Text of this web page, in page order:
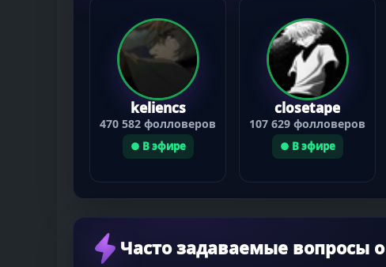
keliencs
470 582 фолловеров
● В эфире
closetape
107 629 фолловеров
● В эфире
Часто задаваемые вопросы о